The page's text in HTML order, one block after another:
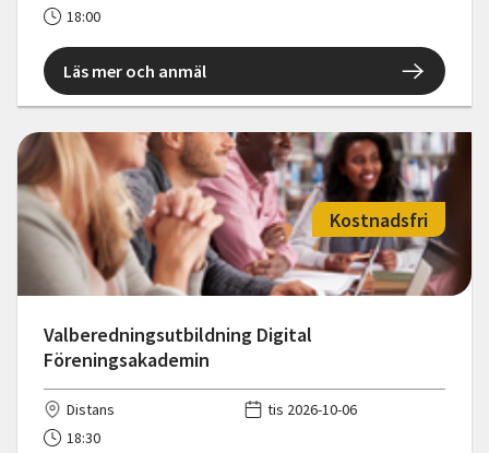
18:00
Läs mer och anmäl
Valberedningsutbildning Digital
Föreningsakademin
Kostnadsfri
Distans
tis 2026-10-06
18:30